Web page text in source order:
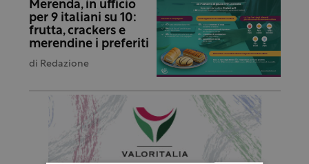
Merenda, in ufficio
per 9 italiani su 10:
frutta, crackers e
merendine i preferiti
di Redazione